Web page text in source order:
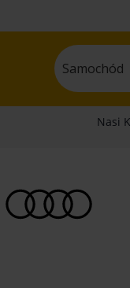
Samochód